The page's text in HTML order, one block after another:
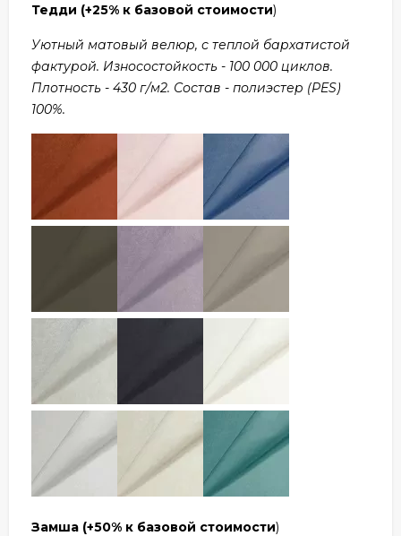
Тедди (+25% к базовой стоимости)
Уютный матовый велюр, с теплой бархатистой
фактурой. Износостойкость - 100 000 циклов.
Плотность - 430 г/м2. Состав - полиэстер (PES)
100%.
Замша (+50% к базовой стоимости)